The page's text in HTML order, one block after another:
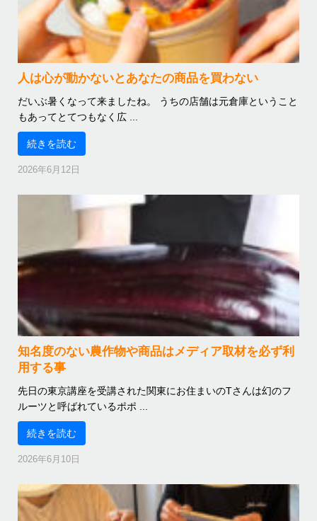
人は心が動かないとあなたの商品を買わない
だいぶ暑くなって来ましたね。 うちの店舗は元倉庫ということ
もあってとてつもなく広 ...
続きを読む
2026年6月12日
知名度のない農作物や商品はメディア取材を必ず利
用する事
先日の東京講座を受講された関東にお住まいのTさんは幻のフ
ルーツと呼ばれているポポ ...
続きを読む
2026年6月10日